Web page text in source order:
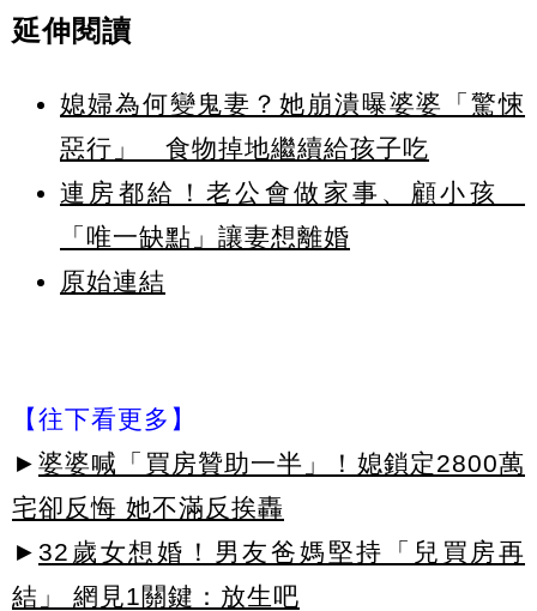
延伸閱讀
媳婦為何變鬼妻？她崩潰曝婆婆「驚悚
惡行」 食物掉地繼續給孩子吃
連房都給！老公會做家事、顧小孩
「唯一缺點」讓妻想離婚
原始連結
【往下看更多】
► 婆婆喊「買房贊助一半」！媳鎖定2800萬
宅卻反悔 她不滿反挨轟
► 32歲女想婚！男友爸媽堅持「兒買房再
結」 網見1關鍵：放生吧